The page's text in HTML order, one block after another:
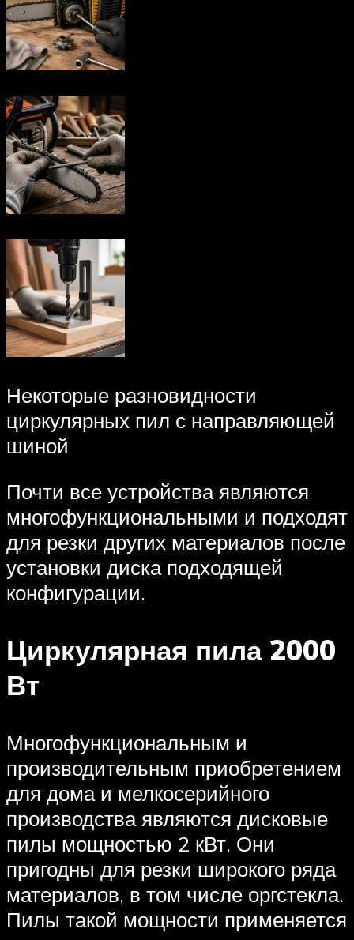
Некоторые разновидности
циркулярных пил с направляющей
шиной
Почти все устройства являются
многофункциональными и подходят
для резки других материалов после
установки диска подходящей
конфигурации.
Циркулярная пила 2000
Вт
Многофункциональным и
производительным приобретением
для дома и мелкосерийного
производства являются дисковые
пилы мощностью 2 кВт. Они
пригодны для резки широкого ряда
материалов, в том числе оргстекла.
Пилы такой мощности применяется